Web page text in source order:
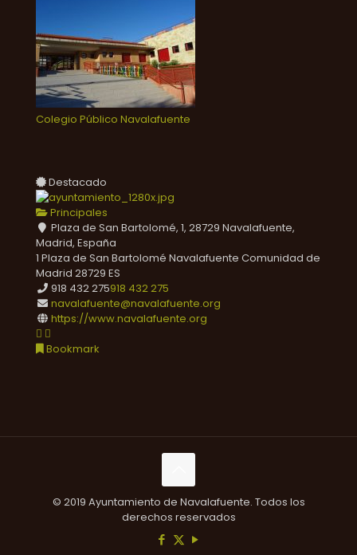
Colegio Público Navalafuente
Destacado
Principales
Plaza de San Bartolomé, 1, 28729 Navalafuente,
Madrid, España
1 Plaza de San Bartolomé Navalafuente Comunidad de
Madrid 28729 ES
918 432 275918 432 275
navalafuente@navalafuente.org
https://www.navalafuente.org
Bookmark
© 2019 Ayuntamiento de Navalafuente. Todos los
derechos reservados